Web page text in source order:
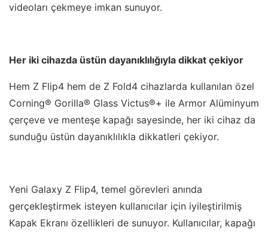
videoları çekmeye imkan sunuyor.
Her iki cihazda üstün dayanıklılığıyla dikkat çekiyor
Hem Z Flip4 hem de Z Fold4 cihazlarda kullanılan özel
Corning® Gorilla® Glass Victus®+ ile Armor Alüminyum
çerçeve ve menteşe kapağı sayesinde, her iki cihaz da
sunduğu üstün dayanıklılıkla dikkatleri çekiyor.
Yeni Galaxy Z Flip4, temel görevleri anında
gerçekleştirmek isteyen kullanıcılar için iyileştirilmiş
Kapak Ekranı özellikleri de sunuyor. Kullanıcılar, kapağı